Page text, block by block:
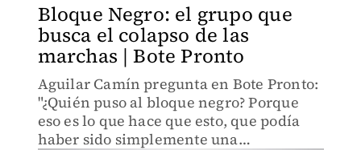
Bloque Negro: el grupo que
busca el colapso de las
marchas | Bote Pronto
Aguilar Camín pregunta en Bote Pronto:
"¿Quién puso al bloque negro? Porque
eso es lo que hace que esto, que podía
haber sido simplemente una